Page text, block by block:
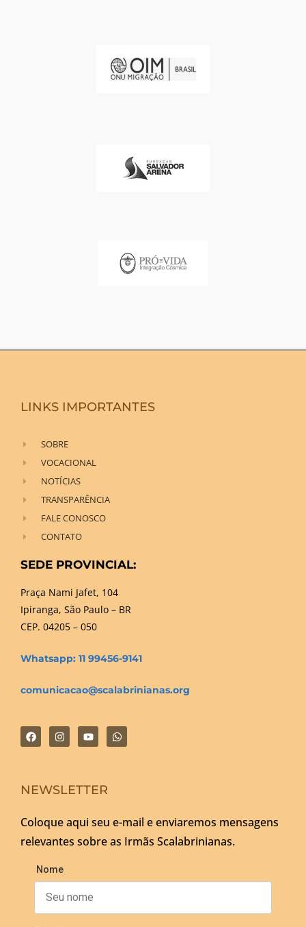
LINKS IMPORTANTES
SOBRE
VOCACIONAL
NOTÍCIAS
TRANSPARÊNCIA
FALE CONOSCO
CONTATO
SEDE PROVINCIAL:
Praça Nami Jafet, 104
Ipiranga, São Paulo – BR
CEP. 04205 – 050
Whatsapp: 11 99456-9141
comunicacao@scalabrinianas.org
NEWSLETTER
Coloque aqui seu e-mail e enviaremos mensagens
relevantes sobre as Irmãs Scalabrinianas.
Nome